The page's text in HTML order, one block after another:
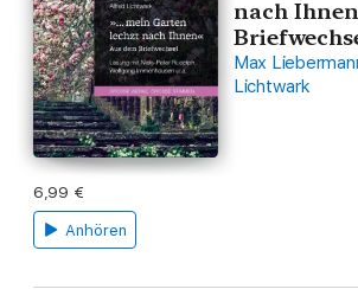
nach
Max
Lichtwark
6,99 €
Anhören